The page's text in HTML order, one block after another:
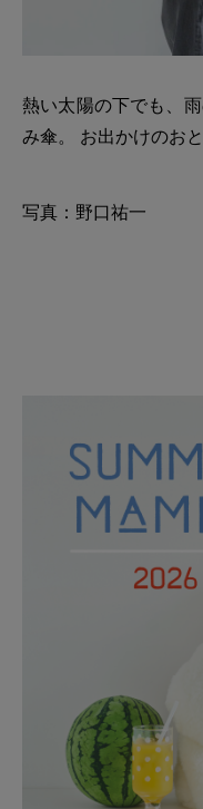
熱い太陽の下でも、
み傘。 お出かけのお
写真：野口祐一